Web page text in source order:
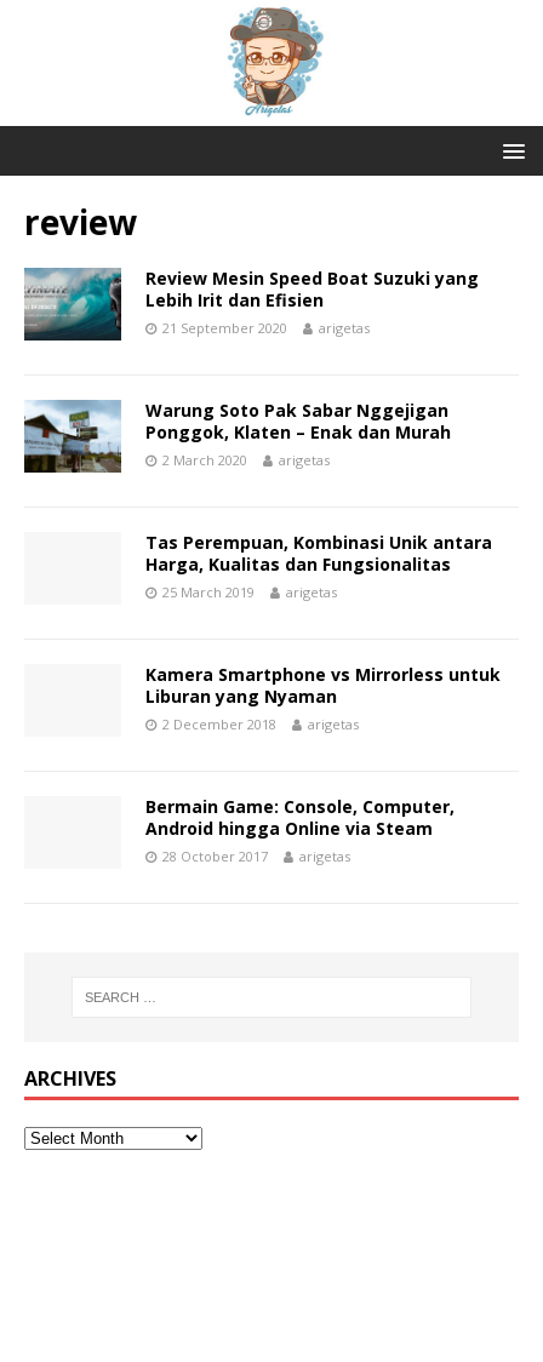
review
Review Mesin Speed Boat Suzuki yang
Lebih Irit dan Efisien
21 September 2020 arigetas
Warung Soto Pak Sabar Nggejigan
Ponggok, Klaten – Enak dan Murah
2 March 2020 arigetas
Tas Perempuan, Kombinasi Unik antara
Harga, Kualitas dan Fungsionalitas
25 March 2019 arigetas
Kamera Smartphone vs Mirrorless untuk
Liburan yang Nyaman
2 December 2018 arigetas
Bermain Game: Console, Computer,
Android hingga Online via Steam
28 October 2017 arigetas
ARCHIVES